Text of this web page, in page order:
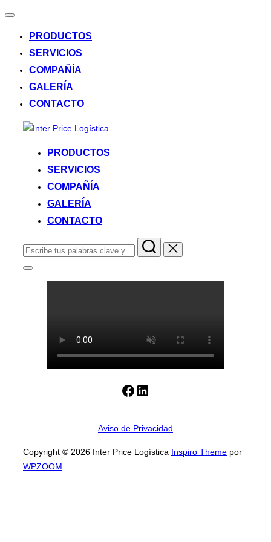
Alternar
navegaciónPRODUCTOS
SERVICIOS
COMPAÑÍA
GALERÍA
CONTACTO
Saltar
contenido
PRODUCTOS
SERVICIOS
COMPAÑÍA
GALERÍA
CONTACTO
Buscar:
Alternar
Facebook
LinkedIn
Aviso de Privacidad
Copyright © 2026 Inter Price Logística Inspiro Theme por
WPZOOM